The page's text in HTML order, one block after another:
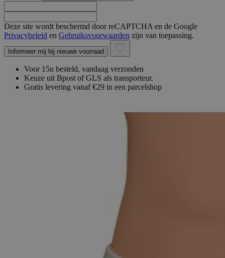
Deze site wordt beschermd door reCAPTCHA en de Google
Privacybeleid en Gebruiksvoorwaarden zijn van toepassing.
Informeer mij bij nieuwe voorraad
Voor 15u besteld, vandaag verzonden
Keuze uit Bpost of GLS als transporteur.
Gratis levering vanaf €29 in een parcelshop